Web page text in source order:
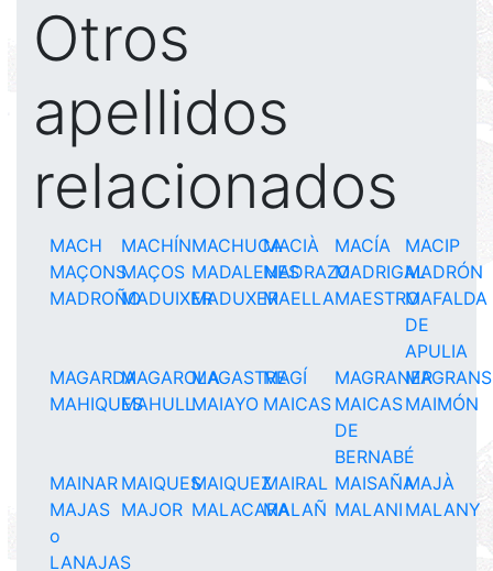
Otros
apellidos
relacionados
MACH MACHÍNMACHUCAMACIÀ MACÍA
MACIP
MAÇONSMAÇOS MADALENESMADRAZOMADRIGALMADRÓN
MADROÑOMADUIXERMADUXERMAELLAMAESTROMAFALDA
DE
APULIA
MAGARDAMAGAROLAMAGASTRE
MAGÍ MAGRANERMAGRANS
MAHIQUESMAHULLMAIAYO MAICAS MAICAS
DE
BERNABÉ
MAIMÓN
MAINAR MAIQUESMAIQUEZMAIRAL MAISAÑAMAJÀ
MAJAS
o
LANAJAS
MAJOR MALACARAMALAÑ MALANI MALANY